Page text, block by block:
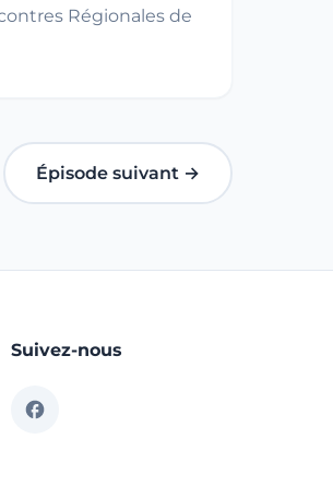
Régionales de
Épisode suivant →
Suivez-nous